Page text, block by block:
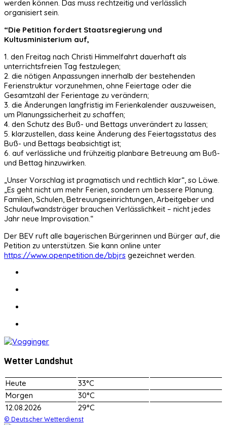
werden können. Das muss rechtzeitig und verlässlich
organisiert sein.
“Die Petition fordert Staatsregierung und
Kultusministerium auf,
1. den Freitag nach Christi Himmelfahrt dauerhaft als
unterrichtsfreien Tag festzulegen;
2. die nötigen Anpassungen innerhalb der bestehenden
Ferienstruktur vorzunehmen, ohne Feiertage oder die
Gesamtzahl der Ferientage zu verändern;
3. die Änderungen langfristig im Ferienkalender auszuweisen,
um Planungssicherheit zu schaffen;
4. den Schutz des Buß- und Bettags unverändert zu lassen;
5. klarzustellen, dass keine Änderung des Feiertagsstatus des
Buß- und Bettags beabsichtigt ist;
6. auf verlässliche und frühzeitig planbare Betreuung am Buß-
und Bettag hinzuwirken.
„Unser Vorschlag ist pragmatisch und rechtlich klar“, so Löwe.
„Es geht nicht um mehr Ferien, sondern um bessere Planung.
Familien, Schulen, Betreuungseinrichtungen, Arbeitgeber und
Schulaufwandsträger brauchen Verlässlichkeit – nicht jedes
Jahr neue Improvisation.“
Der BEV ruft alle bayerischen Bürgerinnen und Bürger auf, die
Petition zu unterstützen. Sie kann online unter
https://www.openpetition.de/bbjrs gezeichnet werden.
Wetter Landshut
Heute
33°C
Morgen
30°C
12.08.2026
29°C
© Deutscher Wetterdienst